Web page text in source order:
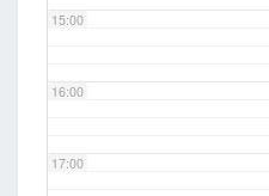
15:00
16:00
17:00